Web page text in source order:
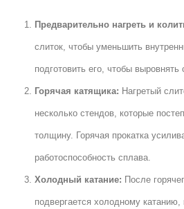
Предварительно нагреть и
слиток, чтобы уменьшить
подготовить его, чтобы выровнять
Горячая катящика: Нагретый
несколько стендов, которые
толщину. Горячая прокатка
работоспособность сплава.
Холодный катание: После
подвергается холодному катанию,